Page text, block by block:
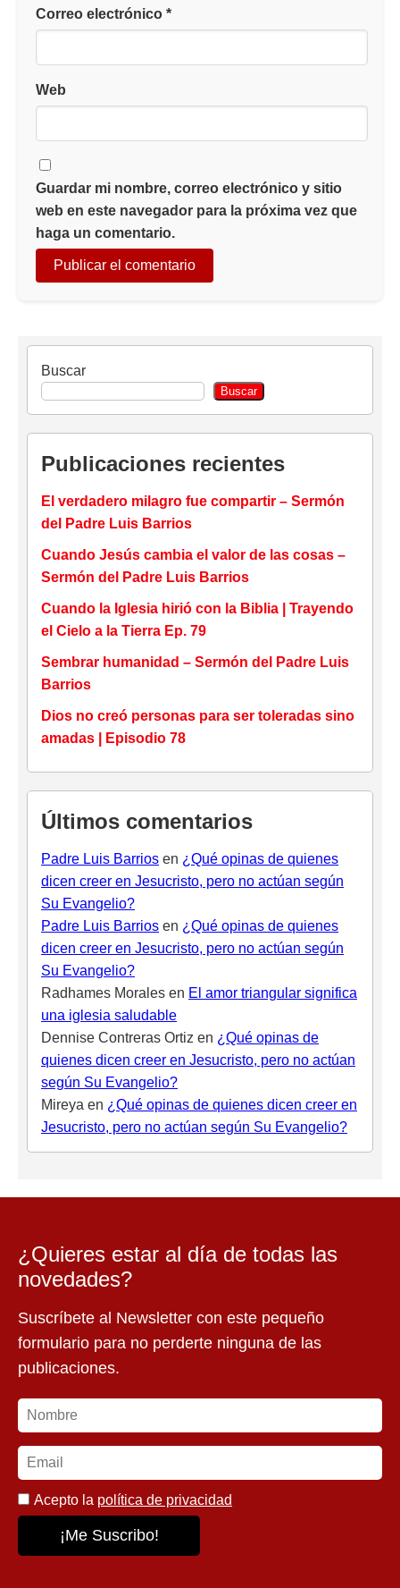
Correo electrónico *
Web
Guardar mi nombre, correo electrónico y sitio
web en este navegador para la próxima vez que
haga un comentario.
Buscar
Buscar
Publicaciones recientes
El verdadero milagro fue compartir – Sermón
del Padre Luis Barrios
Cuando Jesús cambia el valor de las cosas –
Sermón del Padre Luis Barrios
Cuando la Iglesia hirió con la Biblia | Trayendo
el Cielo a la Tierra Ep. 79
Sembrar humanidad – Sermón del Padre Luis
Barrios
Dios no creó personas para ser toleradas sino
amadas | Episodio 78
Últimos comentarios
Padre Luis Barrios en ¿Qué opinas de quienes
dicen creer en Jesucristo, pero no actúan según
Su Evangelio?
Padre Luis Barrios en ¿Qué opinas de quienes
dicen creer en Jesucristo, pero no actúan según
Su Evangelio?
Radhames Morales en El amor triangular significa
una iglesia saludable
Dennise Contreras Ortiz en ¿Qué opinas de
quienes dicen creer en Jesucristo, pero no actúan
según Su Evangelio?
Mireya en ¿Qué opinas de quienes dicen creer en
Jesucristo, pero no actúan según Su Evangelio?
¿Quieres estar al día de todas las
novedades?
Suscríbete al Newsletter con este pequeño
formulario para no perderte ninguna de las
publicaciones.
Acepto la política de privacidad